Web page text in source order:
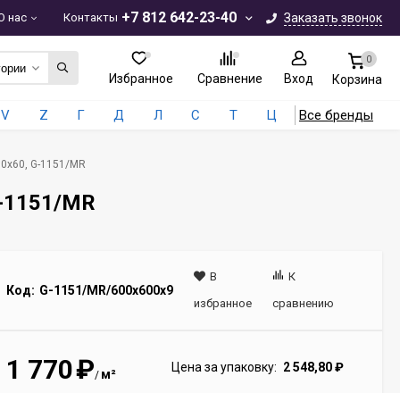
+7 812 642-23-40 Заказать звонок
нас Контакты
Избранное Сравнение Вход
0
Корзина
V Z Г Д Л С Т Ц Все бренды
G-1151/MR
MR
Код: G-1151/MR/600x600x9
В
избранное
К
сравнению
1 770₽/ м² Цена за упаковку: 2 548,80₽